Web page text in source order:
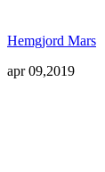
Hemgjord Mars
apr 09,2019